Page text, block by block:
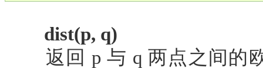
dist(p, q)
返回 p 与 q 两点之间的